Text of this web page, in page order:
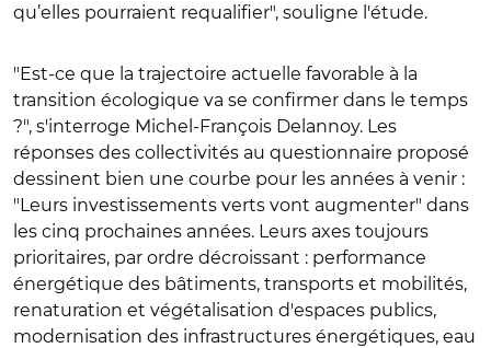
qu’elles pourraient requalifier", souligne l'étude.
"Est-ce que la trajectoire actuelle favorable à la
transition écologique va se confirmer dans le temps
?", s'interroge Michel-François Delannoy. Les
réponses des collectivités au questionnaire proposé
dessinent bien une courbe pour les années à venir :
"Leurs investissements verts vont augmenter" dans
les cinq prochaines années. Leurs axes toujours
prioritaires, par ordre décroissant : performance
énergétique des bâtiments, transports et mobilités,
renaturation et végétalisation d'espaces publics,
modernisation des infrastructures énergétiques, eau